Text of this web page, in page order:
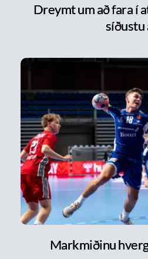
Dreymt um að fara í
síðustu
Markmiðinu